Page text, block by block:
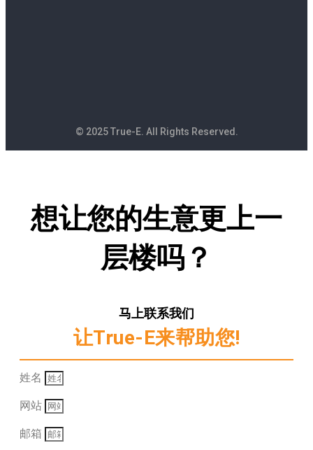
© 2025 True-E. All Rights Reserved.
想让您的生意更上一
层楼吗？
马上联系我们
让True-E来帮助您!
姓名
网站
邮箱